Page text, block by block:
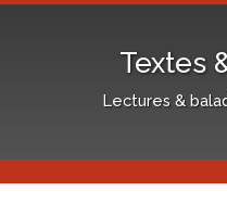
Textes
Lectures &